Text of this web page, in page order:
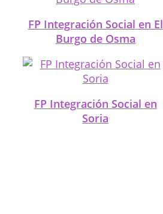
FP Integración Social en El
Burgo de Osma
FP Integración Social en
Soria